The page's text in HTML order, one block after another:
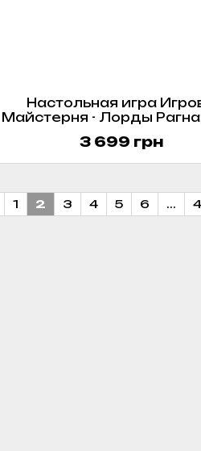
Настольная игра
Майстерня - Лорды
/ Lords of Ragnarok:
Goals (Укр)
3 699 грн
1 2 3 4 5 6 ...